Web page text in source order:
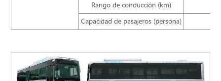
Rango de conducción (km)
Capacidad de pasajeros (persona)